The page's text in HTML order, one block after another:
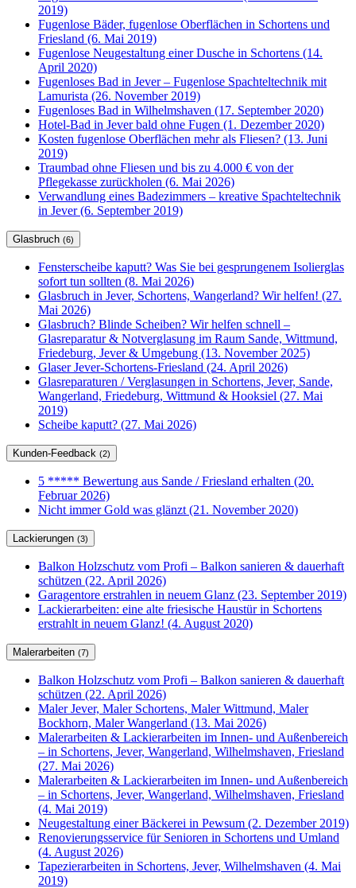
2019)
Fugenlose Bäder, fugenlose Oberflächen in Schortens und
Friesland (6. Mai 2019)
Fugenlose Neugestaltung einer Dusche in Schortens (14.
April 2020)
Fugenloses Bad in Jever – Fugenlose Spachteltechnik mit
Lamurista (26. November 2019)
Fugenloses Bad in Wilhelmshaven (17. September 2020)
Hotel-Bad in Jever bald ohne Fugen (1. Dezember 2020)
Kosten fugenlose Oberflächen mehr als Fliesen? (13. Juni
2019)
Traumbad ohne Fliesen und bis zu 4.000 € von der
Pflegekasse zurückholen (6. Mai 2026)
Verwandlung eines Badezimmers – kreative Spachteltechnik
in Jever (6. September 2019)
Glasbruch (6)
Fensterscheibe kaputt? Was Sie bei gesprungenem Isolierglas
sofort tun sollten (8. Mai 2026)
Glasbruch in Jever, Schortens, Wangerland? Wir helfen! (27.
Mai 2026)
Glasbruch? Blinde Scheiben? Wir helfen schnell –
Glasreparatur & Notverglasung im Raum Sande, Wittmund,
Friedeburg, Jever & Umgebung (13. November 2025)
Glaser Jever-Schortens-Friesland (24. April 2026)
Glasreparaturen / Verglasungen in Schortens, Jever, Sande,
Wangerland, Friedeburg, Wittmund & Hooksiel (27. Mai
2019)
Scheibe kaputt? (27. Mai 2026)
Kunden-Feedback (2)
5 ***** Bewertung aus Sande / Friesland erhalten (20.
Februar 2026)
Nicht immer Gold was glänzt (21. November 2020)
Lackierungen (3)
Balkon Holzschutz vom Profi – Balkon sanieren & dauerhaft
schützen (22. April 2026)
Garagentore erstrahlen in neuem Glanz (23. September 2019)
Lackierarbeiten: eine alte friesische Haustür in Schortens
erstrahlt in neuem Glanz! (4. August 2020)
Malerarbeiten (7)
Balkon Holzschutz vom Profi – Balkon sanieren & dauerhaft
schützen (22. April 2026)
Maler Jever, Maler Schortens, Maler Wittmund, Maler
Bockhorn, Maler Wangerland (13. Mai 2026)
Malerarbeiten & Lackierarbeiten im Innen- und Außenbereich
– in Schortens, Jever, Wangerland, Wilhelmshaven, Friesland
(27. Mai 2026)
Malerarbeiten & Lackierarbeiten im Innen- und Außenbereich
– in Schortens, Jever, Wangerland, Wilhelmshaven, Friesland
(4. Mai 2019)
Neugestaltung einer Bäckerei in Pewsum (2. Dezember 2019)
Renovierungsservice für Senioren in Schortens und Umland
(4. August 2026)
Tapezierarbeiten in Schortens, Jever, Wilhelmshaven (4. Mai
2019)